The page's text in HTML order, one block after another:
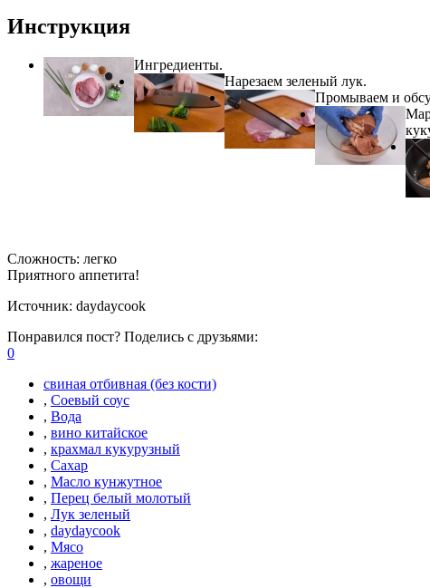
Инструкция
Ингредиенты.
Нарезаем зеленый лук.
Промываем и
Сложность: легко
Приятного аппетита!
Источник: daydaycook
Понравился пост? Поделись с друзьями:
0
свиная отбивная (без кости)
, Соевый соус
, Вода
, вино китайское
, крахмал кукурузный
, Сахар
, Масло кунжутное
, Перец белый молотый
, Лук зеленый
, daydaycook
, Мясо
, жареное
, овощи